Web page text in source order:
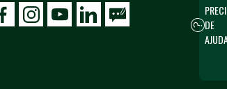
icon-facebook
icon-social02icon-social03
DE